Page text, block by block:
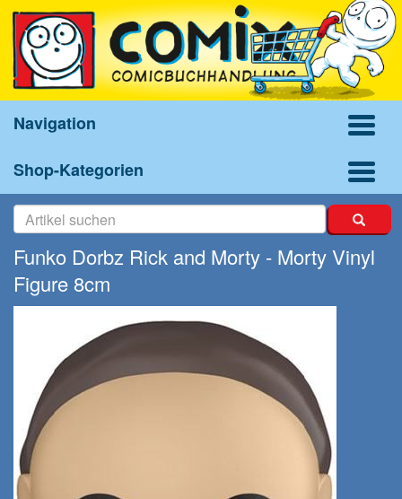
Navigation
Shop-Kategorien
Funko Dorbz Rick and Morty - Morty Vinyl
Figure 8cm